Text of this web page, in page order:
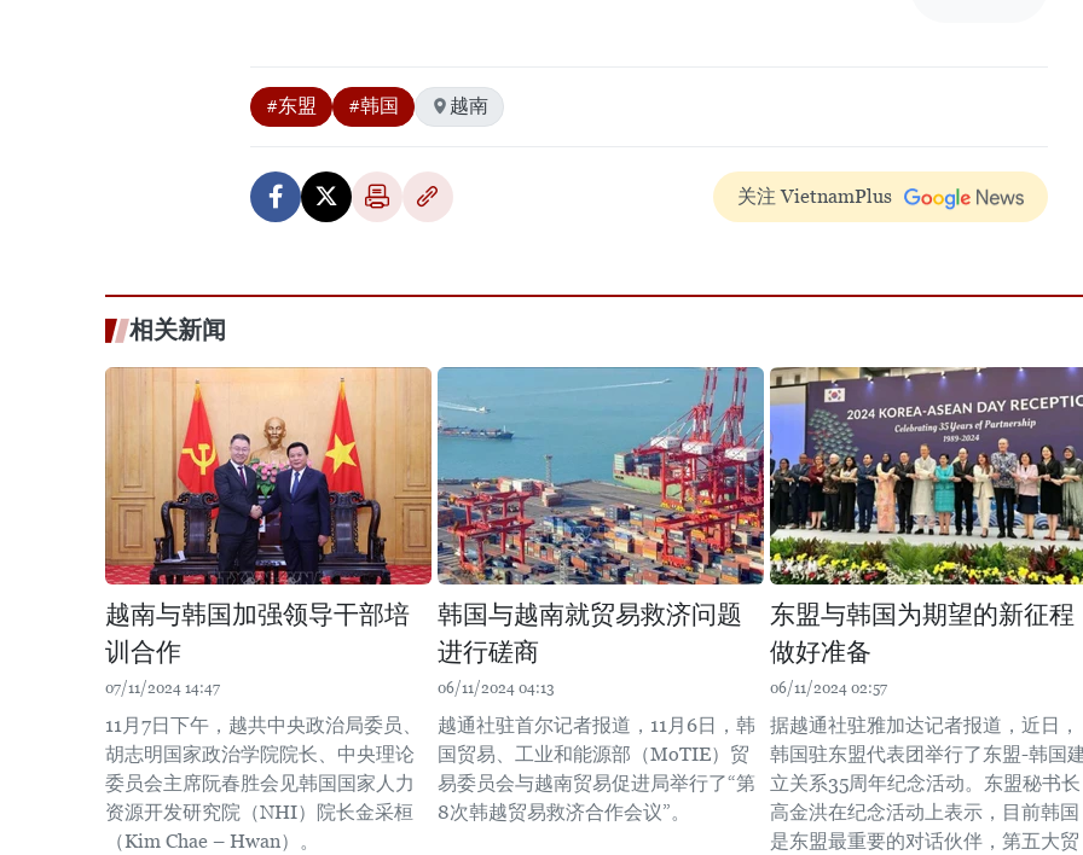
#东盟 #韩国 越南
关注 VietnamPlus
相关新闻
越南与韩国加强领导干部培
训合作
07/11/2024 14:47
11月7日下午，越共中央政治局委员、
胡志明国家政治学院院长、中央理论
委员会主席阮春胜会见韩国国家人力
资源开发研究院（NHI）院长金采桓
（Kim Chae – Hwan）。 ​
韩国与越南就贸易救济问题
进行磋商
06/11/2024 04:13
越通社驻首尔记者报道，11月6日，韩
国贸易、工业和能源部（MoTIE）贸
易委员会与越南贸易促进局举行了“第
8次韩越贸易救济合作会议”。
东盟与韩国为期望的新征程
做好准备
06/11/2024 02:57
据越通社驻雅加达记者报道，近日，
韩国驻东盟代表团举行了东盟-韩国
立关系35周年纪念活动。东盟秘书长
高金洪在纪念活动上表示，目前韩国
是东盟最重要的对话伙伴，第五大贸